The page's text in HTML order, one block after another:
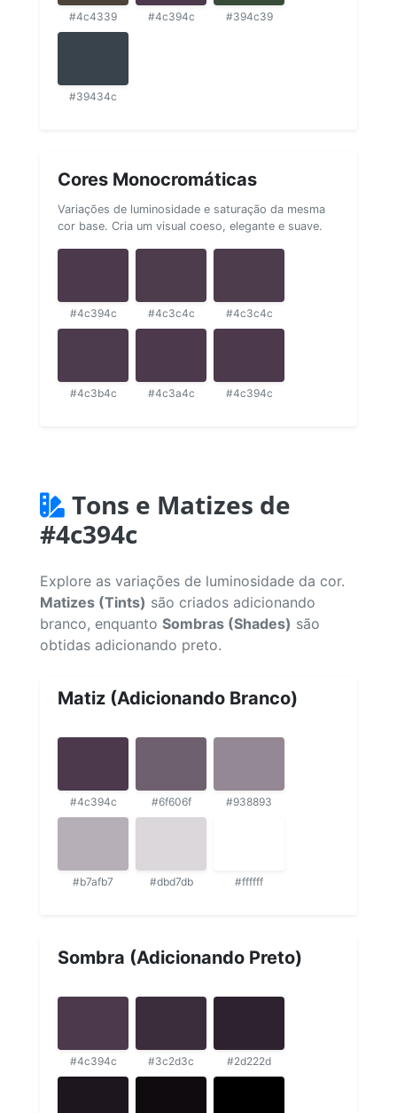
#4c4339 #4c394c #394c39
#39434c
Cores Monocromáticas
Variações de luminosidade e saturação da mesma
cor base. Cria um visual coeso, elegante e suave.
#4c394c #4c3c4c #4c3c4c
#4c3b4c #4c3a4c #4c394c
Tons e Matizes de
#4c394c
Explore as variações de luminosidade da cor.
Matizes (Tints) são criados adicionando
branco, enquanto Sombras (Shades) são
obtidas adicionando preto.
Matiz (Adicionando Branco)
#4c394c #6f606f #938893
#b7afb7 #dbd7db #ffffff
Sombra (Adicionando Preto)
#4c394c #3c2d3c #2d222d